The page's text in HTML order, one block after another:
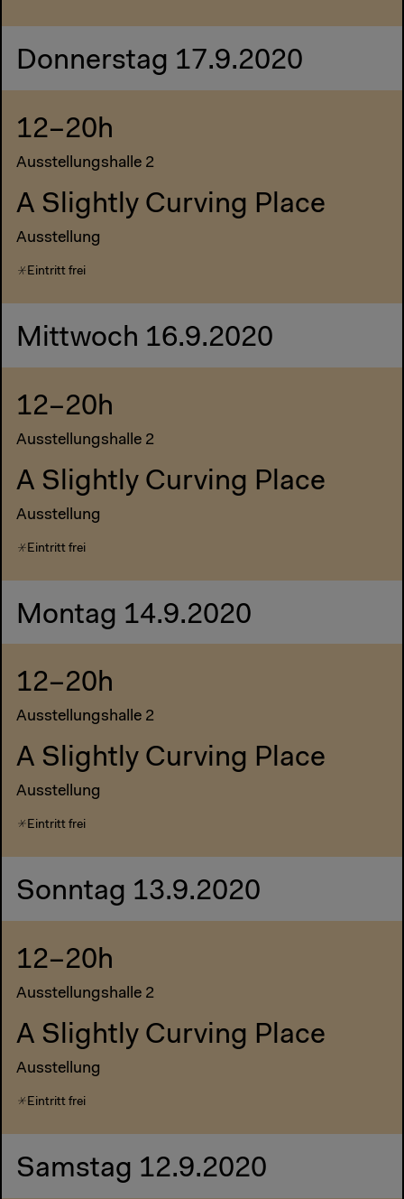
Donnerstag 17.9.2020
12–20h
Ausstellungshalle 2
A Slightly Curving Place
Ausstellung
Eintritt frei
Mittwoch 16.9.2020
12–20h
Ausstellungshalle 2
A Slightly Curving Place
Ausstellung
Eintritt frei
Montag 14.9.2020
12–20h
Ausstellungshalle 2
A Slightly Curving Place
Ausstellung
Eintritt frei
Sonntag 13.9.2020
12–20h
Ausstellungshalle 2
A Slightly Curving Place
Ausstellung
Eintritt frei
Samstag 12.9.2020